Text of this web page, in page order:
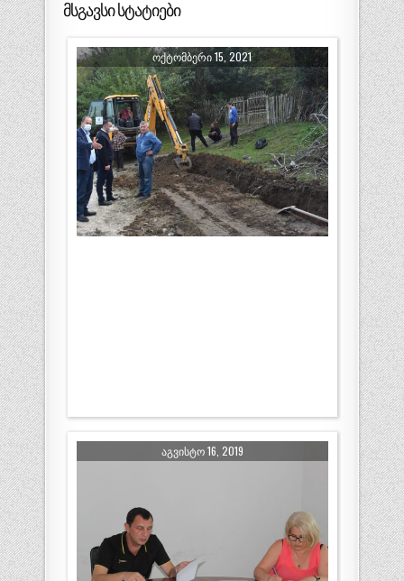
მსგავსი სტატიები
ᲝᲥᲢᲝᲛᲑᲔᲠᲘ 15, 2021
ᲐᲒᲕᲘᲡᲢᲝ 16, 2019